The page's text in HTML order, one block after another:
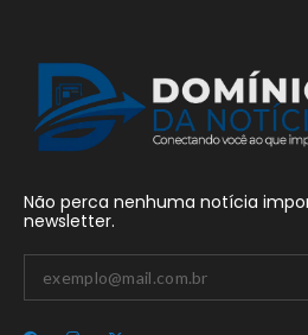
Não perca nenhuma notícia
newsletter.